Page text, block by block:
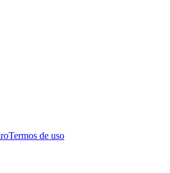
Termos de uso